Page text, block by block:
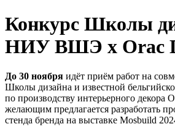
Конкурс Школы
НИУ ВШЭ х Orac
До 30 ноября идёт приём работ на
Школы дизайна и известной
по производству интерьерного декора
желающим предлагается разработать
стенда бренда на выставке Mosbuild